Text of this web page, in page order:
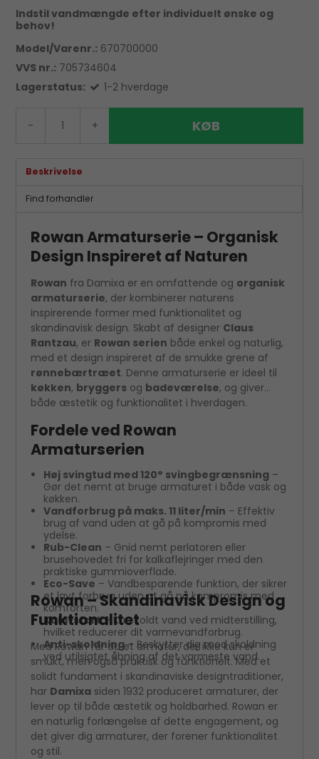
Indstil vandmængde efter individuelt ønske og
behov!
Model/Varenr.: 670700000
VVS nr.: 705734604
Lagerstatus:
1-2 hverdage
- + KØB
Beskrivelse
Find forhandler
Rowan Armaturserie – Organisk
Design Inspireret af Naturen
Rowan fra Damixa er en omfattende og organisk
armaturserie, der kombinerer naturens
inspirerende former med funktionalitet og
skandinavisk design. Skabt af designer Claus
Rantzau, er Rowan serien både enkel og naturlig,
med et design inspireret af de smukke grene af
rønnebærtræet. Denne armaturserie er ideel til
køkken, bryggers og badeværelse, og giver
både æstetik og funktionalitet i hverdagen.
Fordele ved Rowan
Armaturserien
Høj svingtud med 120° svingbegrænsning–
Gør det nemt at bruge armaturet i både vask og
køkken.
Vandforbrug på maks. 11 liter/min – Effektiv
brug af vand uden at gå på kompromis med
ydelse.
Rub-Clean – Gnid nemt perlatoren eller
brusehovedet fri for kalkaflejringer med den
praktiske gummioverflade.
Eco-Save – Vandbesparende funktion, der sikrer
et lavt forbrug uden at gå på kompromis med
komforten.
Kold-start– Kun koldt vand ved midterstilling,
hvilket reducerer dit varmevandforbrug.
Anti-skoldning– Beskytter dig mod skoldning
ved utilsigtet åbning af det varmeste vand.
Rowan – Skandinavisk Design og
Funktionalitet
Med Rowan får du et armatur, der ikke kun er
smukt, men også praktisk og funktionelt. Med et
solidt fundament i skandinaviske designtraditioner,
har Damixa siden 1932 produceret armaturer, der
lever op til både æstetik og holdbarhed. Rowan er
en naturlig forlængelse af dette engagement, og
det giver dig armaturer, der forener funktionalitet
og stil.